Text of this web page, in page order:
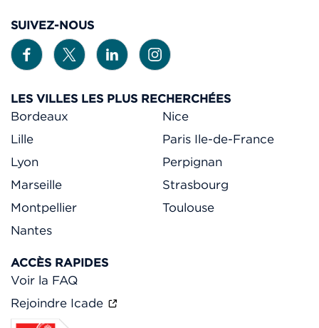
SUIVEZ-NOUS
LES VILLES LES PLUS RECHERCHÉES
Bordeaux
Lille
Lyon
Marseille
Montpellier
Nantes
Nice
Paris Ile-de-France
Perpignan
Strasbourg
Toulouse
ACCÈS RAPIDES
Voir la FAQ
Rejoindre Icade